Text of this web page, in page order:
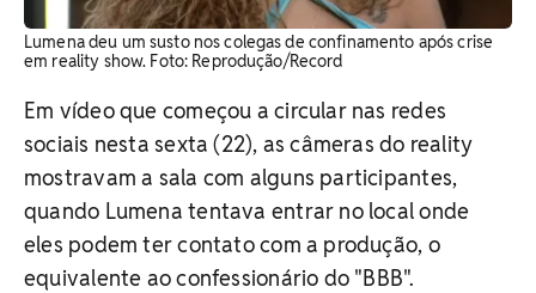
Lumena deu um susto nos colegas de confinamento após crise
em reality show. Foto: Reprodução/Record
Em vídeo que começou a circular nas redes
sociais nesta sexta (22), as câmeras do reality
mostravam a sala com alguns participantes,
quando Lumena tentava entrar no local onde
eles podem ter contato com a produção, o
equivalente ao confessionário do "BBB".